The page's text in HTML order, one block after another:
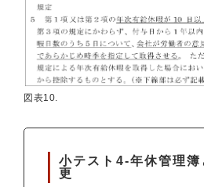
図表10.
小テスト4-年休管理簿
更